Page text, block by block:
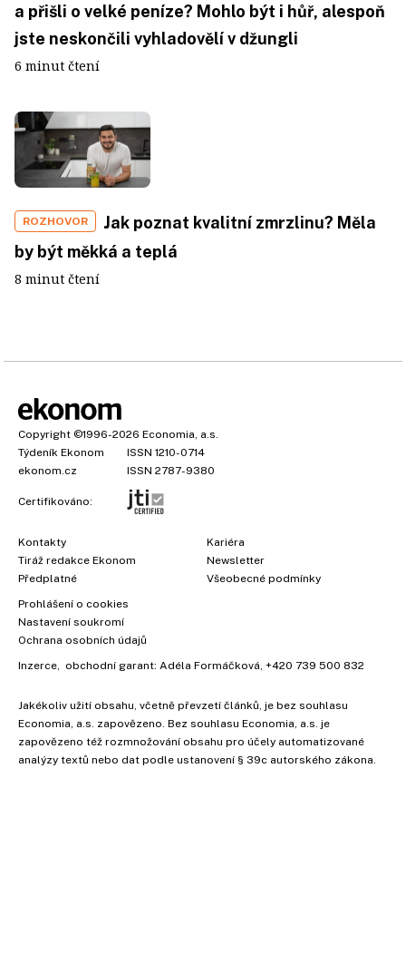
a přišli o velké peníze? Mohlo být i hůř, alespoň
jste neskončili vyhladovělí v džungli
6 minut čtení
ROZHOVOR
Jak poznat kvalitní zmrzlinu? Měla
by být měkká a teplá
8 minut čtení
Copyright ©1996-2026 Economia, a.s.
Týdeník Ekonom
ISSN 1210-0714
ekonom.cz
ISSN 2787-9380
Certifikováno:
Kontakty
Tiráž redakce Ekonom
Předplatné
Kariéra
Newsletter
Všeobecné podmínky
Prohlášení o cookies
Nastavení soukromí
Ochrana osobních údajů
Inzerce, obchodní garant: Adéla Formáčková, +420 739 500 832
Jakékoliv užití obsahu, včetně převzetí článků, je bez souhlasu
Economia, a.s. zapovězeno. Bez souhlasu Economia, a.s. je
zapovězeno též rozmnožování obsahu pro účely automatizované
analýzy textů nebo dat podle ustanovení § 39c autorského zákona.